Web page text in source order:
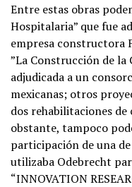
Entre estas obras
Hospitalaria” que fue
empresa constructora
”La Construcción de la
adjudicada a un
mexicanas; otros
dos rehabilitaciones
obstante, tampoco
participación de una
utilizaba Odebrecht
“INNOVATION